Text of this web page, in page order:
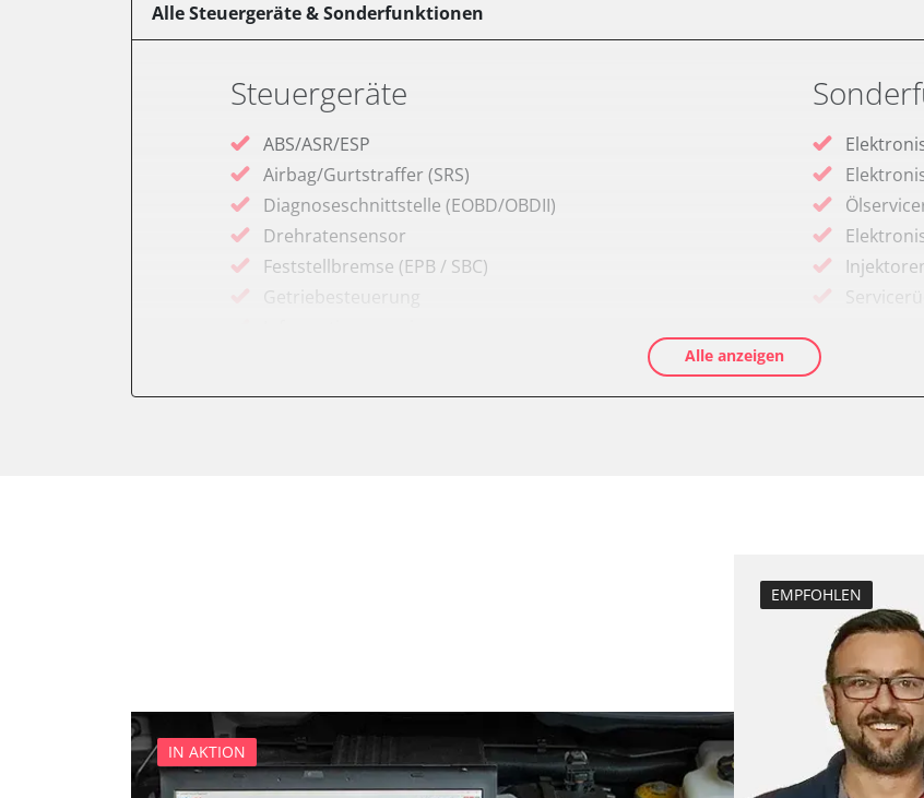
Alle Steuergeräte & Sonderfunktionen
Steuergeräte
ABS/ASR/ESP
Airbag/Gurtstraffer (SRS)
Diagnoseschnittstelle (EOBD/OBDII)
Drehratensensor
Feststellbremse (EPB / SBC)
Getriebesteuerung
Verfügbarkeit abhängig von Modell, Motorisierung, Ausstattung und
Alle anzeigen
IN AKTION
EMPFOHLEN